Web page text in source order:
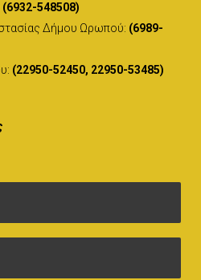
(6932-548508)
Δήμου Ωρωπού: (6989-
(22950-52450, 22950-53485)